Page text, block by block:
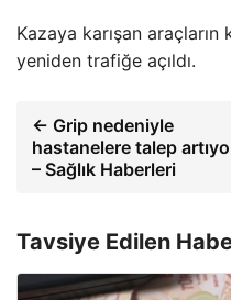
Kazaya karışan araçların
yeniden trafiğe açıldı.
← Grip nedeniyle
hastanelere talep
– Sağlık Haberleri
Tavsiye Edilen